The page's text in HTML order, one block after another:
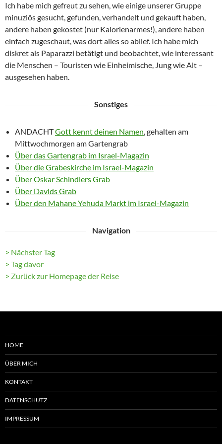
Ich habe mich gefreut zu sehen, wie einige unserer Gruppe
minuziös gesucht, gefunden, verhandelt und gekauft haben,
andere haben gekostet (nur Kalorienarmes!), andere haben
einfach zugeschaut, was dort alles so ablief. Ich habe mich
diskret als Paparazzi betätigt und beobachtet, wie interessant
die Menschen – Touristen wie Einheimische, Jung wie Alt –
ausgesehen haben.
Sonstiges
ANDACHTGott kennt deinen Namen, gehalten am
Mittwochmorgen am Gartengrab
Über das Gartengrab im Israel-Magazin
Über die Grabeskirche im Israel-Magazin
Über Oskar Schindlers Grab
Über Davids Grab
Über den Mahane Yehuda Markt im Israel-Magazin
Navigation
> Nächster Tag
> Tag davor
> Zurück zur Homepage der Reise
HOME
ÜBER MICH
KONTAKT
DATENSCHUTZ
IMPRESSUM